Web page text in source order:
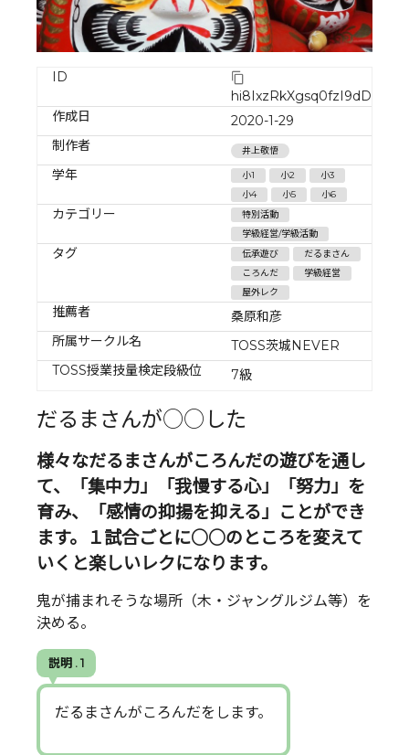
ID
hi8IxzRkXgsq0fzI9dDJ
作成日
2020-1-29
制作者
井上敬悟
学年 小1 小2
小3
小4
小5 小6
カテゴリー
特別活動
学級経営/学級活動
タグ 伝承遊び
だるまさん
ころんだ
学級経営
屋外レク
推薦者
桑原和彦
所属サークル名
TOSS茨城NEVER
TOSS授業技量検定段級位
7級
だるまさんが○○した
様々なだるまさんがころんだの遊びを通し
て、「集中力」「我慢する心」「努力」を
育み、「感情の抑揚を抑える」ことができ
ます。１試合ごとに○○のところを変えて
いくと楽しいレクになります。
鬼が捕まれそうな場所（木・ジャングルジム等）を
決める。
説明 . 1
だるまさんがころんだをします。